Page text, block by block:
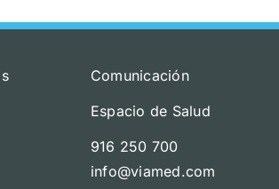
Comunicación
Espacio de Salud
916 250 700
info@viamed.com